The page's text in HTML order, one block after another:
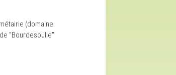
(domaine
"Bourdesoulle"